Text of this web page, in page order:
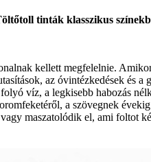
tinták klasszikus
kellett megfelelnie.
az óvintézkedések és
víz, a legkisebb habozás
a szövegnek
maszatolódik el, ami foltot